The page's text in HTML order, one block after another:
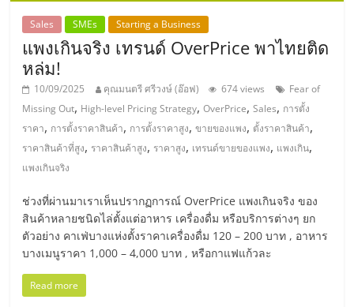
ไชส์,
รวม
แฟ
รน
ไชส์
ขาย
แฟ
Sales SMEs Starting a Business
แพงเกินจริง เทรนด์ OverPrice พาไทยติด
หล่ม!
10/09/2025 คุณมนตรี ศรีวงษ์ (อ๊อฟ) 674 views
Fear of
Missing Out, High-level Pricing Strategy,OverPrice,Sales, การตั้ง
ราคา, การตั้งราคาสินค้า, การตั้งราคาสูง,ขายของแพง, ตั้งราคาสินค้า,
ราคาสินค้าที่สูง, ราคาสินค้าสูง, ราคาสูง, เทรนด์ขายของแพง, แพงเกิน,
แพงเกินจริง
ช่วงที่ผ่านมาเราเห็นปรากฏการณ์ OverPrice แพงเกินจริง ของ
สินค้าหลายชนิดไล่ตั้งแต่อาหาร เครื่องดื่ม หรือบริการต่างๆ ยก
ตัวอย่าง คาเฟ่บางแห่งตั้งราคาเครื่องดื่ม 120 – 200 บาท , อาหาร
บางเมนูราคา 1,000 – 4,000 บาท , หรือกาแฟแก้วละ
Read more